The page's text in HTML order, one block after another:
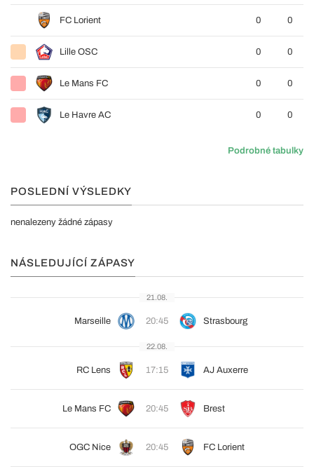
FC Lorient 0 0
Lille OSC 0 0
Le Mans FC 0 0
Le Havre AC 0 0
Podrobné tabulky
POSLEDNÍ VÝSLEDKY
nenalezeny žádné zápasy
NÁSLEDUJÍCÍ ZÁPASY
21.08.
Marseille 20:45 Strasbourg
22.08.
RC Lens 17:15 AJ Auxerre
Le Mans FC 20:45 Brest
OGC Nice 20:45 FC Lorient